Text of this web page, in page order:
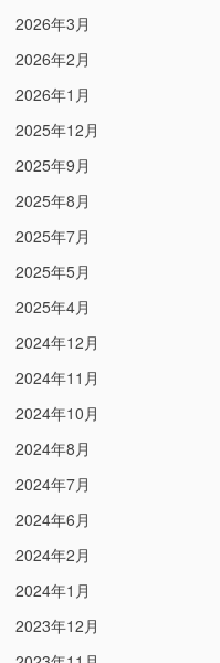
2026年3月
2026年2月
2026年1月
2025年12月
2025年9月
2025年8月
2025年7月
2025年5月
2025年4月
2024年12月
2024年11月
2024年10月
2024年8月
2024年7月
2024年6月
2024年2月
2024年1月
2023年12月